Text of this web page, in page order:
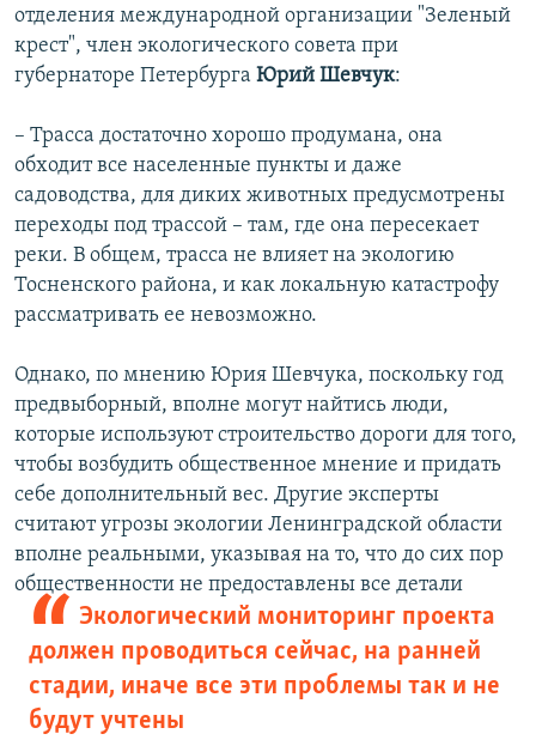
отделения международной организации "Зеленый
крест", член экологического совета при
губернаторе Петербурга Юрий Шевчук:
– Трасса достаточно хорошо продумана, она
обходит все населенные пункты и даже
садоводства, для диких животных предусмотрены
переходы под трассой – там, где она пересекает
реки. В общем, трасса не влияет на экологию
Тосненского района, и как локальную катастрофу
рассматривать ее невозможно.
Однако, по мнению Юрия Шевчука, поскольку год
предвыборный, вполне могут найтись люди,
которые используют строительство дороги для того,
чтобы возбудить общественное мнение и придать
себе дополнительный вес. Другие эксперты
считают угрозы экологии Ленинградской области
вполне реальными, указывая на то, что до сих пор
общественности не предоставлены все детали
Экологический мониторинг проекта
должен проводиться сейчас, на ранней
стадии, иначе все эти проблемы так и не
будут учтены